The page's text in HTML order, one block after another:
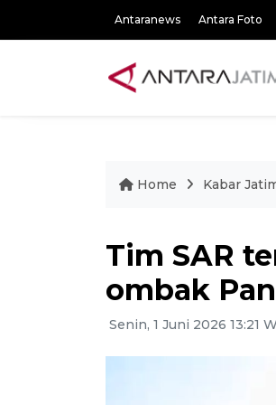
Antaranews Antara Foto
Home Kabar
Tim SAR
ombak
Senin, 1 Juni 2026 13:21